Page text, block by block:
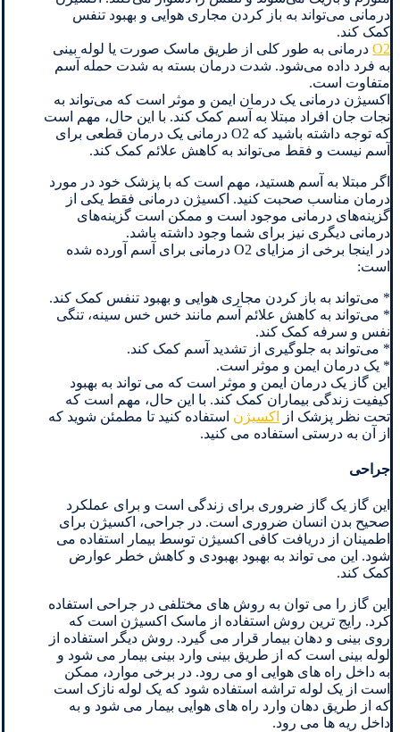
درمانی می‌تواند به باز کردن مجاری هوایی و بهبود تنفس
کمک کند.
O2 درمانی به طور کلی از طریق ماسک صورت یا لوله بینی
به فرد داده می‌شود. شدت درمان بسته به شدت حمله آسم
متفاوت است.
اکسیژن درمانی یک درمان ایمن و موثر است که می‌تواند به
نجات جان افراد مبتلا به آسم کمک کند. با این حال، مهم است
که توجه داشته باشید که O2 درمانی یک درمان قطعی برای
آسم نیست و فقط می‌تواند به کاهش علائم کمک کند.
اگر مبتلا به آسم هستید، مهم است که با پزشک خود در مورد
درمان مناسب صحبت کنید. اکسیژن درمانی فقط یکی از
گزینه‌های درمانی موجود است و ممکن است گزینه‌های
درمانی دیگری نیز برای شما وجود داشته باشد.
در اینجا برخی از مزایای O2 درمانی برای آسم آورده شده
است:
* می‌تواند به باز کردن مجاری هوایی و بهبود تنفس کمک کند.
* می‌تواند به کاهش علائم آسم مانند خس خس سینه، تنگی
نفس و سرفه کمک کند.
* می‌تواند به جلوگیری از تشدید آسم کمک کند.
* یک درمان ایمن و موثر است.
این گاز یک درمان ایمن و موثر است که می تواند به بهبود
کیفیت زندگی بیماران کمک کند. با این حال، مهم است که
تحت نظر پزشک از
اکسیژن استفاده کنید تا مطمئن شوید که
از آن به درستی استفاده می کنید.
جراحی
این گاز یک گاز ضروری برای زندگی است و برای عملکرد
صحیح بدن انسان ضروری است. در جراحی، اکسیژن برای
اطمینان از دریافت کافی اکسیژن توسط بیمار استفاده می
شود. این می تواند به بهبود بهبودی و کاهش خطر عوارض
کمک کند.
این گاز را می توان به روش های مختلفی در جراحی استفاده
کرد. رایج ترین روش استفاده از ماسک اکسیژن است که
روی بینی و دهان بیمار قرار می گیرد. روش دیگر استفاده از
لوله بینی است که از طریق بینی وارد بینی بیمار می شود و
به داخل راه های هوایی او می رود. در برخی موارد، ممکن
است از یک لوله تراشه استفاده شود که یک لوله نازک است
که از طریق دهان وارد راه های هوایی بیمار می شود و به
داخل ریه ها می رود.